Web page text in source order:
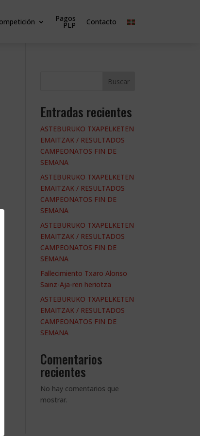
Pagos
PLP Contacto
Buscar
Entradas recientes
ASTEBURUKO TXAPELKETEN
EMAITZAK / RESULTADOS
CAMPEONATOS FIN DE
SEMANA
ASTEBURUKO TXAPELKETEN
EMAITZAK / RESULTADOS
CAMPEONATOS FIN DE
SEMANA
ASTEBURUKO TXAPELKETEN
EMAITZAK / RESULTADOS
CAMPEONATOS FIN DE
SEMANA
Fallecimiento Txaro Alonso
Sainz-Aja-ren heriotza
ASTEBURUKO TXAPELKETEN
EMAITZAK / RESULTADOS
CAMPEONATOS FIN DE
SEMANA
Comentarios
recientes
No hay comentarios que
mostrar.